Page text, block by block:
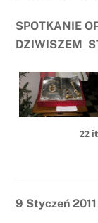
SPOTKANIE
DZIWISZEM
22
9 Styczeń